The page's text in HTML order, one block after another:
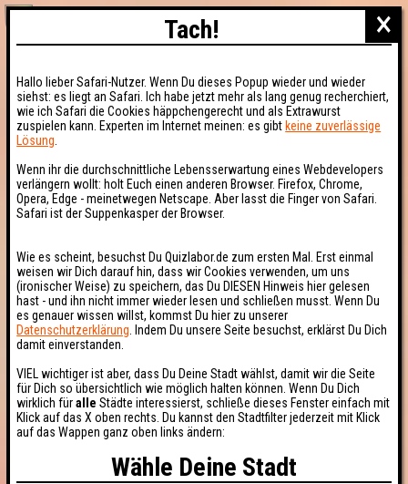
×
Tach!
Hallo lieber Safari-Nutzer. Wenn Du dieses Popup wieder und wieder
siehst: es liegt an Safari. Ich habe jetzt mehr als lang genug recherchiert,
wie ich Safari die Cookies häppchengerecht und als Extrawurst
zuspielen kann. Experten im Internet meinen: es gibt keine zuverlässige
Lösung
Wenn ihr die durchschnittliche Lebensserwartung eines Webdevelopers
verlängern wollt: holt Euch einen anderen Browser. Firefox, Chrome,
Opera, Edge - meinetwegen Netscape. Aber lasst die Finger von Safari.
Safari ist der Suppenkasper der Browser.
Wie es scheint, besuchst Du Quizlabor.de zum ersten Mal. Erst einmal
weisen wir Dich darauf hin, dass wir Cookies verwenden, um uns
(ironischer Weise) zu speichern, das Du DIESEN Hinweis hier gelesen
hast - und ihn nicht immer wieder lesen und schließen musst. Wenn Du
es genauer wissen willst, kommst Du hier zu unserer
Datenschutzerklärung . Indem Du unsere Seite besuchst, erklärst Du Dich
damit einverstanden.
VIEL wichtiger ist aber, dass Du Deine Stadt wählst, damit wir die Seite
für Dich so übersichtlich wie möglich halten können. Wenn Du Dich
wirklich füralle Städte interessierst, schließe dieses Fenster einfach mit
Klick auf das X oben rechts. Du kannst den Stadtfilter jederzeit mit Klick
auf das Wappen ganz oben links ändern:
Wähle Deine Stadt